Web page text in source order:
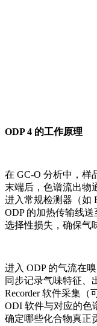
ODP 4 的工作原理
在 GC-O 分析中，样
末端后，色谱流出物
进入常规检测器（如
ODP 的加热传输线
选择性损失，确保气
进入 ODP 的气流在
同步记录气味特征、
Recorder 软件采集
ODI 软件与对应的色
确定哪些化合物真正